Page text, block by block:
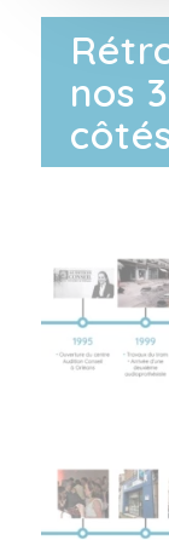
nos